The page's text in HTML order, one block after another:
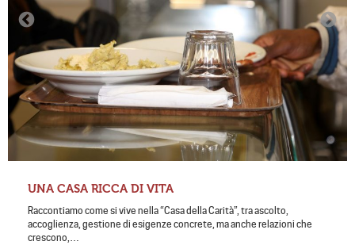
UNA CASA RICCA DI VITA
Raccontiamo come si vive nella “Casa della Carità”, tra ascolto,
accoglienza, gestione di esigenze concrete, ma anche relazioni che
crescono,…